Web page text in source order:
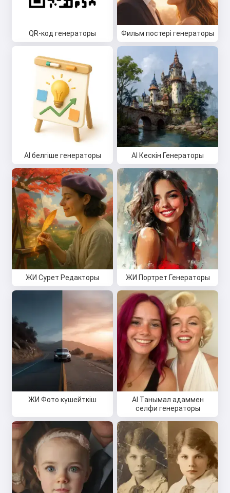
QR-код генераторы Фильм постері генераторы
AI белгіше генераторы AI Кескін Генераторы
ЖИ Сурет Редакторы ЖИ Портрет Генераторы
ЖИ Фото күшейткіш
AI Танымал адаммен
селфи генераторы